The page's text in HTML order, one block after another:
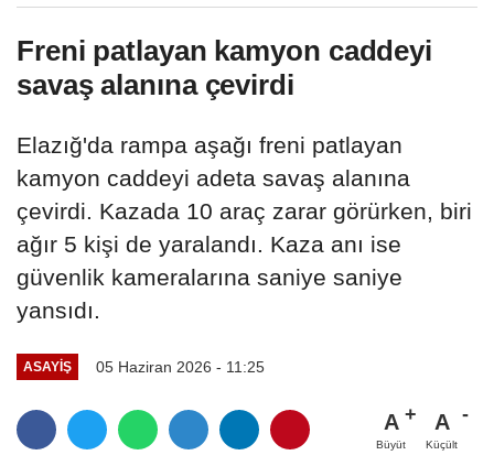
Freni patlayan kamyon caddeyi
savaş alanına çevirdi
Elazığ'da rampa aşağı freni patlayan
kamyon caddeyi adeta savaş alanına
çevirdi. Kazada 10 araç zarar görürken, biri
ağır 5 kişi de yaralandı. Kaza anı ise
güvenlik kameralarına saniye saniye
yansıdı.
ASAYİŞ 05 Haziran 2026 - 11:25
A
Büyüt
A
Küçült